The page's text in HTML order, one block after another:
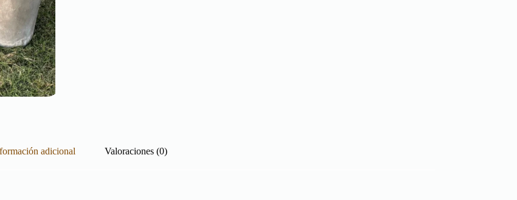
adicional Valoraciones (0)